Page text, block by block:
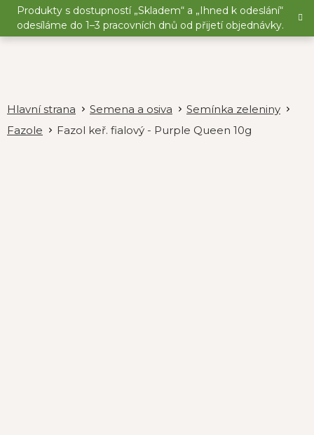
Přejít
obsah
Produkty s dostupností „Skladem“ a „Ihned k odeslání“
odesíláme do 1–3 pracovních dnů od přijetí objednávky.
Semena a osiva
Semínka zeleniny
Fazole
Fazol keř. fialový - Purple Queen 10g